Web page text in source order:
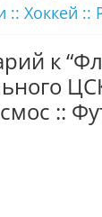
:: Хоккей ::
к “
::